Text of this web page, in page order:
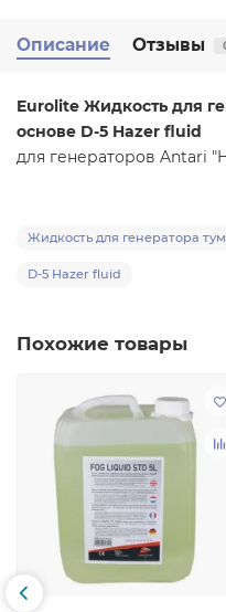
Описание Отзывы
Eurolite Жидкость для
основе D-5 Hazer fluid
для генераторов Antari
Жидкость для генератора
D-5 Hazer fluid
Похожие товары